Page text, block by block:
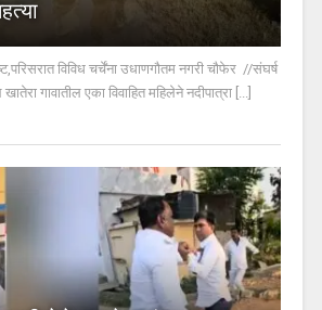
विविध चर्चेंना उधाणगौतम नगरी चौफेर //संघर्ष
गावातील एका विवाहित महिलेने नदीपात्रा [...]